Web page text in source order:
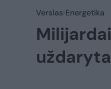
Verslas Energetika
uždaryta